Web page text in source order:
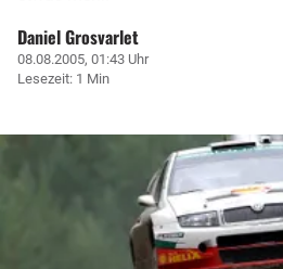
Daniel Grosvarlet
08.08.2005, 01:43 Uhr
Lesezeit: 1 Min